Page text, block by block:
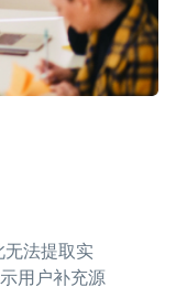
法提取实
用户补充源